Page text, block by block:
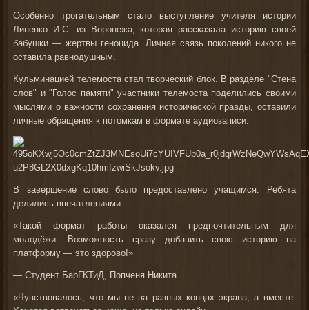
Особенно трогательным стало выступление учителя истории
Линенко И.С. из Воронежа, которая рассказала историю своей
бабушки — жертвы геноцида. Личная связь поколений никого не
оставила равнодушным.
Кульминацией телемоста стал творческий блок. В разделе "Стена
слов" и "Голос памяти" участники телемоста поделились своими
мыслями о важности сохранения исторической правды, оставили
личные обращения к потомкам в формате аудиозаписи.
В завершение слово было предоставлено учащимся. Ребята
делились впечатлениями:
«Такой формат работы оказался предпочтительным для
молодёжи. Возможность сразу добавить свою историю на
платформу — это здорово!»
— Студент БарГКТиД, Попченя Никита.
«Чувствовалось, что мы не на разных концах экрана, а вместе.